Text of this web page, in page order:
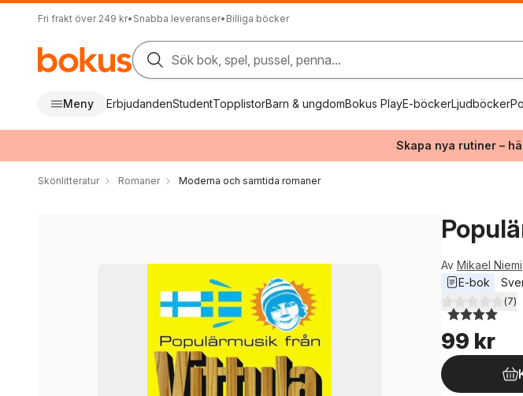
Fri frakt över 249 kr• Snabba leveranser• Billiga böcker
Sök bok, spel, pussel, penna...
Meny ErbjudandenStudentTopplistorBarn & ungdomBokus PlayE-böckerLjudböcker
Skapa nya rutiner –
Skönlitteratur Romaner Moderna och samtida romaner
Av Mikael Niemi
E-bok
4,0utav 5 (7)
99 kr